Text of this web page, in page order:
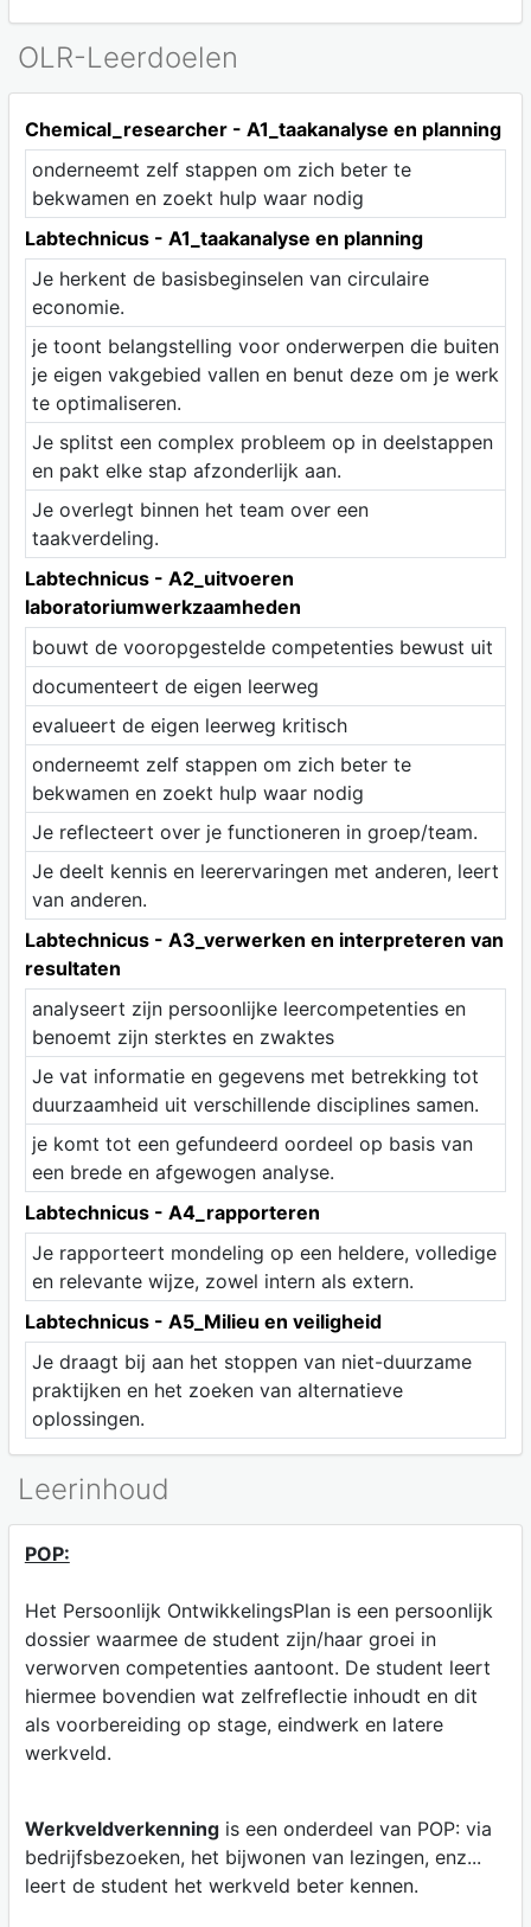
OLR-Leerdoelen
Chemical_researcher - A1_taakanalyse en planning
onderneemt zelf stappen om zich beter te
bekwamen en zoekt hulp waar nodig
Labtechnicus - A1_taakanalyse en planning
Je herkent de basisbeginselen van circulaire
economie.
je toont belangstelling voor onderwerpen die buiten
je eigen vakgebied vallen en benut deze om je werk
te optimaliseren.
Je splitst een complex probleem op in deelstappen
en pakt elke stap afzonderlijk aan.
Je overlegt binnen het team over een
taakverdeling.
Labtechnicus - A2_uitvoeren
laboratoriumwerkzaamheden
bouwt de vooropgestelde competenties bewust uit
documenteert de eigen leerweg
evalueert de eigen leerweg kritisch
onderneemt zelf stappen om zich beter te
bekwamen en zoekt hulp waar nodig
Je reflecteert over je functioneren in groep/team.
Je deelt kennis en leerervaringen met anderen, leert
van anderen.
Labtechnicus - A3_verwerken en interpreteren van
resultaten
analyseert zijn persoonlijke leercompetenties en
benoemt zijn sterktes en zwaktes
Je vat informatie en gegevens met betrekking tot
duurzaamheid uit verschillende disciplines samen.
je komt tot een gefundeerd oordeel op basis van
een brede en afgewogen analyse.
Labtechnicus - A4_rapporteren
Je rapporteert mondeling op een heldere, volledige
en relevante wijze, zowel intern als extern.
Labtechnicus - A5_Milieu en veiligheid
Je draagt bij aan het stoppen van niet-duurzame
praktijken en het zoeken van alternatieve
oplossingen.
Leerinhoud
POP:
Het Persoonlijk OntwikkelingsPlan is een persoonlijk
dossier waarmee de student zijn/haar groei in
verworven competenties aantoont. De student leert
hiermee bovendien wat zelfreflectie inhoudt en dit
als voorbereiding op stage, eindwerk en latere
werkveld.
Werkveldverkenningis een onderdeel van POP: via
bedrijfsbezoeken, het bijwonen van lezingen, enz...
leert de student het werkveld beter kennen.